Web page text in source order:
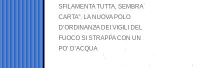
SFILAMENTA TUTTA, SEMBRA
CARTA”. LA NUOVA POLO
D’ORDINANZA DEI VIGILI DEL
FUOCO SI STRAPPA CON UN
PO’ D’ACQUA